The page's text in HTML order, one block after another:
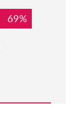
69%